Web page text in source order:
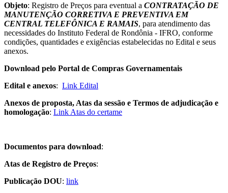
Objeto: Registro de Preços para eventual a CONTRATAÇÃO DE
MANUTENÇÃO CORRETIVA E PREVENTIVA EM
CENTRAL TELEFÔNICA E RAMAIS, para atendimento das
necessidades do Instituto Federal de Rondônia - IFRO, conforme
condições, quantidades e exigências estabelecidas no Edital e seus
anexos.
Download pelo Portal de Compras Governamentais
Edital e anexos: Link Edital
Anexos de proposta, Atas da sessão e Termos de adjudicação e
homologação: Link Atas do certame
Documentos para download:
Atas de Registro de Preços:
Publicação DOU: link